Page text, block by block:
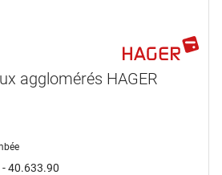
agglomérés HAGER
40.633.90